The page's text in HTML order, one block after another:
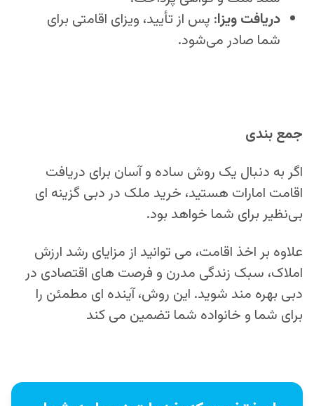
دریافت ویزا: پس از تأیید، ویزای اقامتی برای
شما صادر می‌شود.
جمع‌ بندی
اگر به دنبال یک روش ساده و آسان برای دریافت
اقامت امارات هستید، خرید ملک در دبی گزینه‌ ای
بی‌نظیر برای شما خواهد بود.
علاوه بر اخذ اقامت، می‌ توانید از مزایای رشد ارزش
املاک، سبک زندگی مدرن و فرصت‌ های اقتصادی در
دبی بهره‌ مند شوید. این روش، آینده‌ ای مطمئن را
برای شما و خانواده‌ شما تضمین می‌ کند